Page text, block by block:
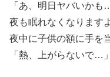
「あ、明日ヤバいかも
夜も眠れなくなります
夜中に子供の額に手を
「熱、上がらないで…